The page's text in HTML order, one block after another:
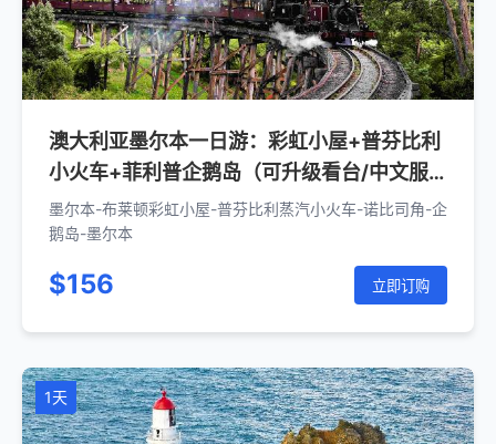
澳大利亚墨尔本一日游：彩虹小屋+普芬比利
小火车+菲利普企鹅岛（可升级看台/中文服
务/企鹅归巢）【14人奔驰小团】
墨尔本-布莱顿彩虹小屋-普芬比利蒸汽小火车-诺比司角-企
鹅岛-墨尔本
$156 立即订购
1天